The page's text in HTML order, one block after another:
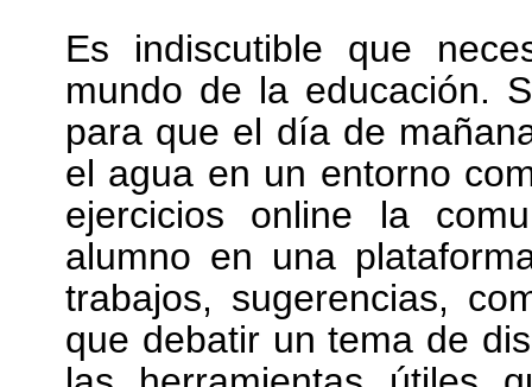
Es indiscutible que
mundo de la educación.
para que el día de
el agua en un entorno
ejercicios online la
alumno en una
trabajos, sugerencias,
que debatir un tema de